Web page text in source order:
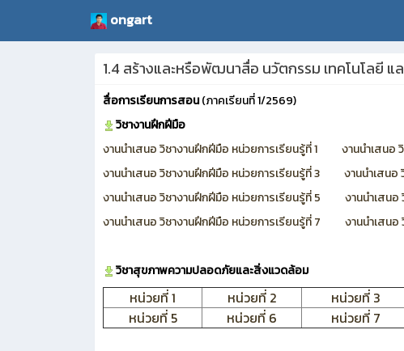
ongart
1.4 สร้างและหรือพัฒนาสื่อ นวัตกรรม เทคโนโลยี แ
สื่อการเรียนการสอน(ภาคเรียนที่ 1/2569)
วิชางานฝึกฝีมือ
งานนำเสนอ วิชางานฝึกฝีมือ หน่วยการเรียนรู้ที่ 1
งานนำเสนอ
งานนำเสนอ วิชางานฝึกฝีมือ หน่วยการเรียนรู้ที่ 3
งานนำเสนอ
งานนำเสนอ วิชางานฝึกฝีมือ หน่วยการเรียนรู้ที่ 5
งานนำเสน
งานนำเสนอ วิชางานฝึกฝีมือ หน่วยการเรียนรู้ที่ 7
งานนำเสน
วิชาสุขภาพความปลอดภัยและสิ่งแวดล้อม
หน่วยที่ 1 หน่วยที่ 2 หน่วยที่ 3
หน่วยที่ 5
หน่วยที่ 6 หน่วยที่ 7